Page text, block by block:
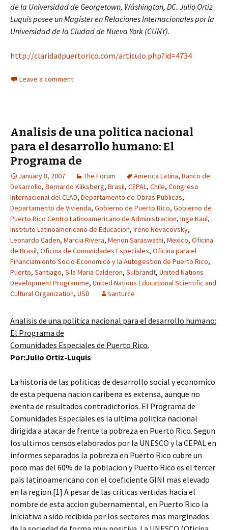
de la Universidad de Georgetown, Wáshington, DC. Julio Ortiz
Luquis posee un Magíster en Relaciones Internacionales por la
Universidad de la Ciudad de Nueva York (CUNY).
http://claridadpuertorico.com/articulo.php?id=4734
Leave a comment
Analisis de una politica nacional
para el desarrollo humano: El
Programa de
January 8, 2007 The Forum America Latina, Banco de
Desarrollo, Bernardo Kliksberg, Brasil, CEPAL, Chile, Congreso
Internacional del CLAD, Departamento de Obras Publicas,
Departamento de Vivienda, Gobierno de Puerto Rico, Gobierno de
Puerto Rico Centro Latinoamericano de Administracion, Inge Kaul,
Instituto Latinoamericano de Educacion, Irene Novacovsky,
Leonardo Caden, Marcia Rivera, Menon Saraswathi, Mexico, Oficina
de Brasil, Oficina de Comunidades Especiales, Oficina para el
Financiamiento Socio-Economico y la Autogestion de Puerto Rico,
Puerto, Santiago, Sila Maria Calderon, Sulbrandt, United Nations
Development Programme, United Nations Educational Scientific and
Cultural Organization, USD santurce
Analisis de una politica nacional para el desarrollo humano:
El Programa de
Comunidades Especiales de Puerto Rico.
Por:Julio Ortiz-Luquis
La historia de las politicas de desarrollo social y economico
de esta pequena nacion caribena es extensa, aunque no
exenta de resultados contradictorios. El Programa de
Comunidades Especiales es la ultima politica nacional
dirigida a atacar de frente la pobreza en Puerto Rico. Segun
los ultimos censos elaborados por la UNESCO y la CEPAL en
informes separados la pobreza en Puerto Rico cubre un
poco mas del 60% de la poblacion y Puerto Rico es el tercer
pais latinoamericano con el coeficiente GINI mas elevado
en la region.[1] A pesar de las criticas vertidas hacia el
nombre de esta accion gubernamental, en Puerto Rico la
iniciativa a sido recibida por los sectores mas marginados